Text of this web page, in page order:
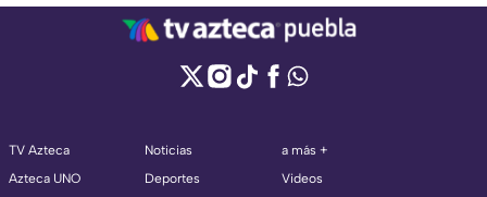
TV Azteca
Azteca UNO
Noticias
Deportes
a más +
Videos